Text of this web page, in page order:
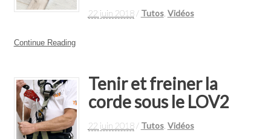
22 juin 2018 / Tutos, Vidéos
Continue Reading
Tenir et freiner la
corde sous le LOV2
22 juin 2018 / Tutos, Vidéos